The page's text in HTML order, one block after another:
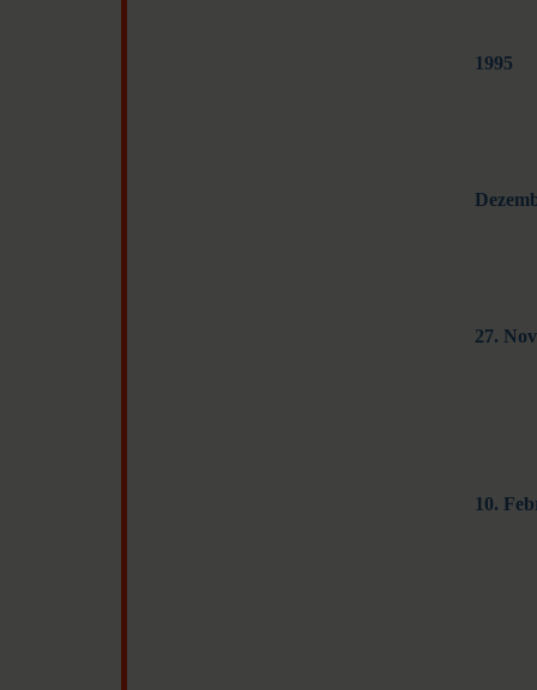
1995
27.
10.